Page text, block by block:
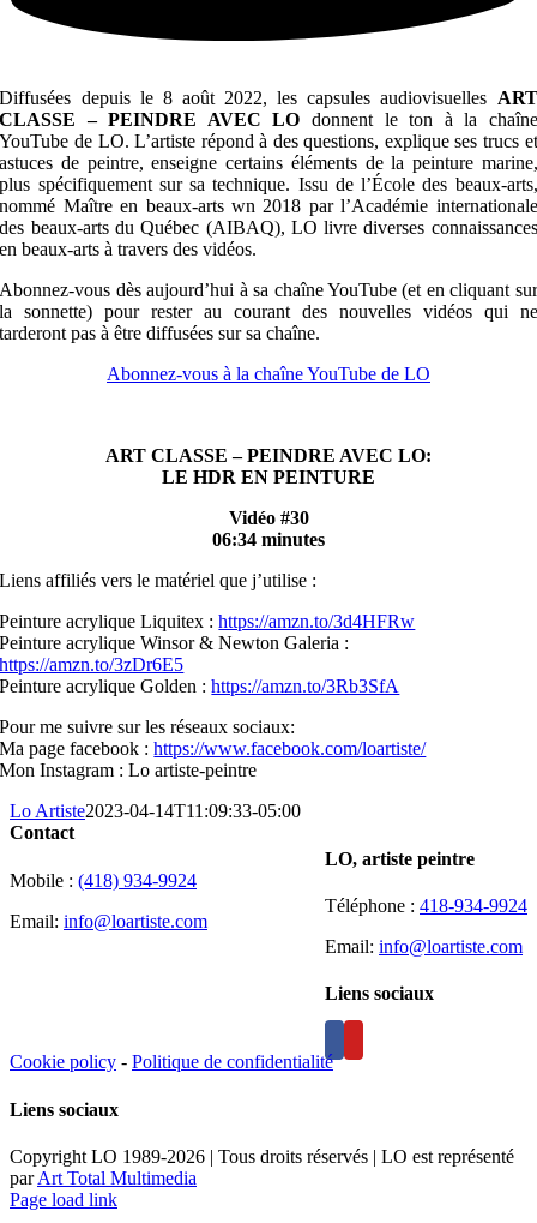
Diffusées depuis le 8 août 2022, les capsules audiovisuelles ART
CLASSE – PEINDRE AVEC LO donnent le ton à la chaîne
YouTube de LO. L’artiste répond à des questions, explique ses trucs et
astuces de peintre, enseigne certains éléments de la peinture marine,
plus spécifiquement sur sa technique. Issu de l’École des beaux-arts,
nommé Maître en beaux-arts wn 2018 par l’Académie internationale
des beaux-arts du Québec (AIBAQ), LO livre diverses connaissances
en beaux-arts à travers des vidéos.
Abonnez-vous dès aujourd’hui à sa chaîne YouTube (et en cliquant sur
la sonnette) pour rester au courant des nouvelles vidéos qui ne
tarderont pas à être diffusées sur sa chaîne.
Abonnez-vous à la chaîne YouTube de LO
ART CLASSE – PEINDRE AVEC LO:
LE HDR EN PEINTURE
Vidéo #30
06:34 minutes
Liens affiliés vers le matériel que j’utilise :
Peinture acrylique Liquitex :https://amzn.to/3d4HFRw
Peinture acrylique Winsor & Newton Galeria :
https://amzn.to/3zDr6E5
Peinture acrylique Golden :https://amzn.to/3Rb3SfA
Pour me suivre sur les réseaux sociaux:
Ma page facebook :https://www.facebook.com/loartiste/
Mon Instagram : Lo artiste-peintre
Lo Artiste2023-04-14T11:09:33-05:00
LO, artiste peintre
Téléphone : 418-934-9924
Email: info@loartiste.com
Liens sociaux
Contact
Mobile : (418) 934-9924
Email: info@loartiste.com
Cookie policy - Politique de confidentialité
Liens sociaux
Copyright LO 1989-2026 | Tous droits réservés | LO est représenté
parArt Total Multimedia
Facebook
Instagram
Email
Pinterest
YouTube
Page load link